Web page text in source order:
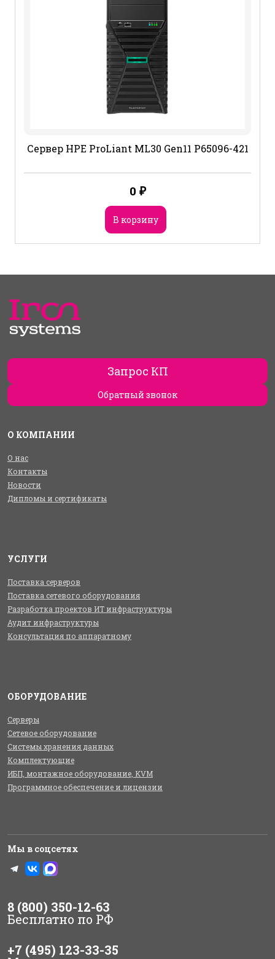
Сервер HPE ProLiant ML30 Gen11 P65096-421
0 ₽
В корзину
Запрос КП
Обратный звонок
О КОМПАНИИ
О нас
Контакты
Новости
Дипломы и сертификаты
УСЛУГИ
Поставка серверов
Поставка сетевого оборудования
Разработка проектов ИТ инфраструктуры
Аудит инфраструктуры
Консультация по аппаратному
ОБОРУДОВАНИЕ
Серверы
Сетевое оборудование
Системы хранения данных
Комплектующие
ИБП, монтажное оборудование, KVM
Программное обеспечение и лицензии
Мы в соцсетях
8 (800) 350-12-63
Бесплатно по РФ
+7 (495) 123-33-35